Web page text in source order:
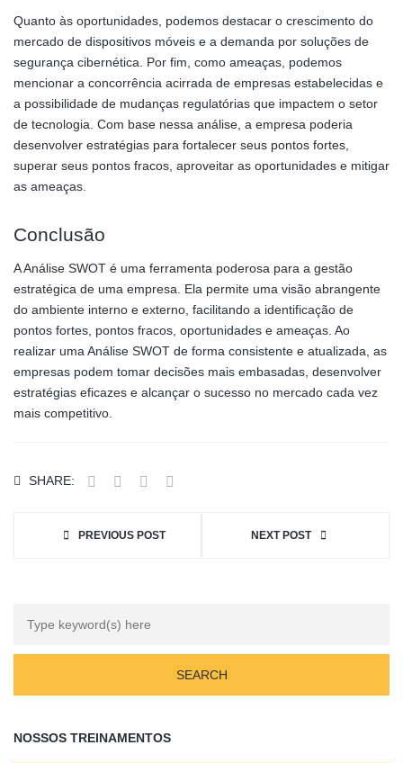
Quanto às oportunidades, podemos destacar o crescimento do
mercado de dispositivos móveis e a demanda por soluções de
segurança cibernética. Por fim, como ameaças, podemos
mencionar a concorrência acirrada de empresas estabelecidas e
a possibilidade de mudanças regulatórias que impactem o setor
de tecnologia. Com base nessa análise, a empresa poderia
desenvolver estratégias para fortalecer seus pontos fortes,
superar seus pontos fracos, aproveitar as oportunidades e mitigar
as ameaças.
Conclusão
A Análise SWOT é uma ferramenta poderosa para a gestão
estratégica de uma empresa. Ela permite uma visão abrangente
do ambiente interno e externo, facilitando a identificação de
pontos fortes, pontos fracos, oportunidades e ameaças. Ao
realizar uma Análise SWOT de forma consistente e atualizada, as
empresas podem tomar decisões mais embasadas, desenvolver
estratégias eficazes e alcançar o sucesso no mercado cada vez
mais competitivo.
SHARE:
PREVIOUS POST NEXT POST
NOSSOS TREINAMENTOS